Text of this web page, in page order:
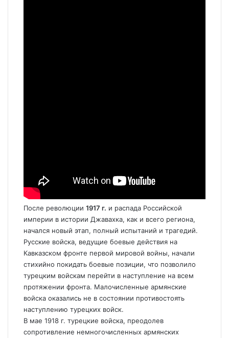
После революции 1917 г. и распада Российской
империи в истории Джавахка, как и всего региона,
начался новый этап, полный испытаний и трагедий.
Русские войска, ведущие боевые действия на
Кавказском фронте первой мировой войны, начали
стихийно покидать боевые позиции, что позволило
турецким войскам перейти в наступление на всем
протяжении фронта. Малочисленные армянские
войска оказались не в состоянии противостоять
наступлению турецких войск.
В мае 1918 г. турецкие войска, преодолев
сопротивление немногочисленных армянских